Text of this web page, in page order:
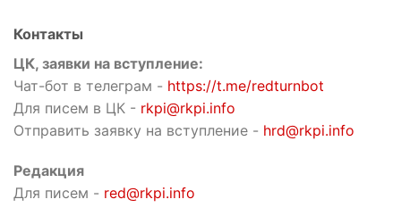
Контакты
ЦК, заявки на вступление:
Чат-бот в телеграм - https://t.me/redturnbot
Для писем в ЦК - rkpi@rkpi.info
Отправить заявку на вступление - hrd@rkpi.info
Редакция
Для писем - red@rkpi.info